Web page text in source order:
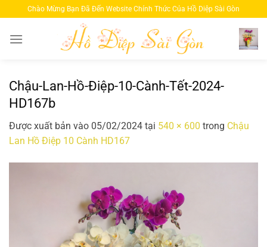
qua
nội
Chào Mừng Bạn Đã Đến Website Chính Thức Của Hồ Diệp Sài Gòn
Chậu-Lan-Hồ-Điệp-10-Cành-Tết-2024-
HD167b
Được xuất bản vào 05/02/2024 tại 540 × 600 trong Chậu
Lan Hồ Điệp 10 Cành HD167